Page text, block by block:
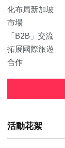
活動花絮